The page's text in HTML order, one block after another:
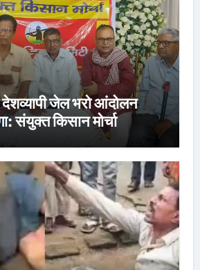
जेल भरो आंदोलन
संयुक्त किसान मोर्चा